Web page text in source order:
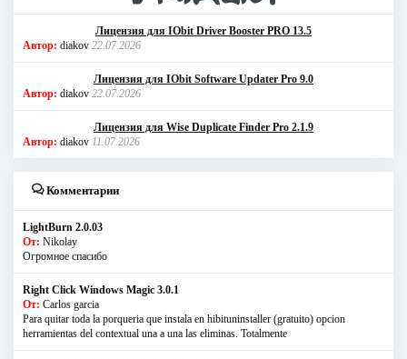
Лицензия для IObit Driver Booster PRO 13.5
Автор: diakov 22.07.2026
Лицензия для IObit Software Updater Pro 9.0
Автор: diakov 22.07.2026
Лицензия для Wise Duplicate Finder Pro 2.1.9
Автор: diakov 11.07.2026
Комментарии
LightBurn 2.0.03
От: Nikolay
Огромное спасибо
Right Click Windows Magic 3.0.1
От: Carlos garcia
Para quitar toda la porqueria que instala en hibituninstaller (gratuito) opcion
herramientas del contextual una a una las eliminas. Totalmente